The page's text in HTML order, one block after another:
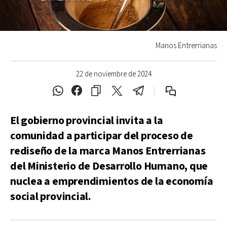
22 de noviembre de 2024
Manos Entrerrianas
El gobierno provincial invita a la
comunidad a participar del proceso de
rediseño de la marca Manos Entrerrianas
del Ministerio de Desarrollo Humano, que
nuclea a emprendimientos de la economía
social provincial.